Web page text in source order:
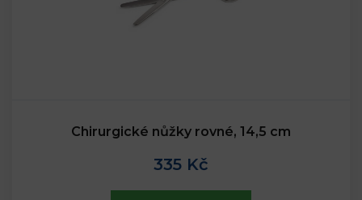
Chirurgické nůžky rovné, 14,5 cm
335 Kč